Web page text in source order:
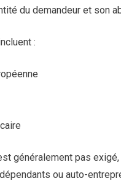
du demandeur et son
:
généralement pas
ou auto-